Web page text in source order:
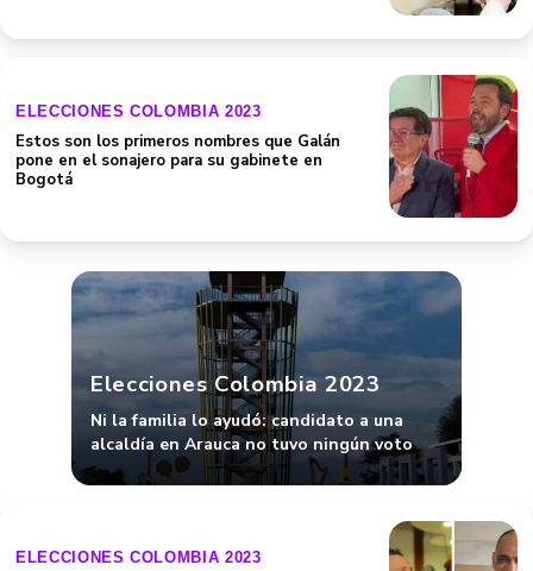
ELECCIONES COLOMBIA 2023
Estos son los primeros nombres que Galán
pone en el sonajero para su gabinete en
Bogotá
Elecciones Colombia 2023
Ni la familia lo ayudó: candidato a una
alcaldía en Arauca no tuvo ningún voto
ELECCIONES COLOMBIA 2023